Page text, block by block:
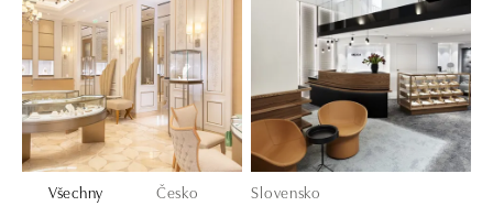
Všechny Česko Slovensko